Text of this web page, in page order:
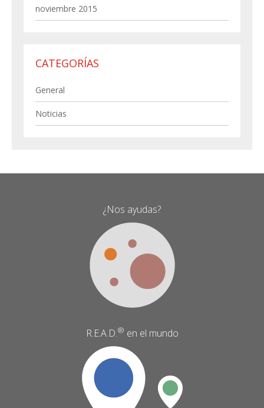
noviembre 2015
CATEGORÍAS
General
Noticias
¿Nos ayudas?
R.E.A.D.® en el mundo